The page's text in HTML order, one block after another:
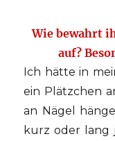
Wie bewahrt
auf?
Ich hätte in
ein Plätzchen
an Nägel
kurz oder lang